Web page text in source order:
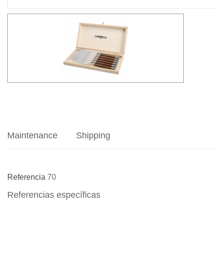
Maintenance Shipping
Referencia 70
Referencias específicas